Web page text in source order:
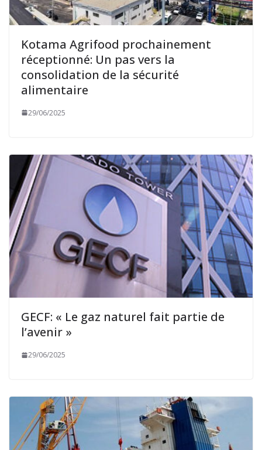
Kotama Agrifood prochainement
réceptionné: Un pas vers la
consolidation de la sécurité
alimentaire
29/06/2025
GECF: « Le gaz naturel fait partie de
l’avenir »
29/06/2025